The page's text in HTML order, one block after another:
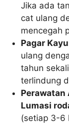
Jika ada
cat ulang
mencegah
Pagar
ulang
tahun
terlindung
Perawatan
Lumasi
(setiap 3-6